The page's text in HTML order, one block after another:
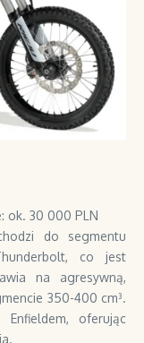
ok. 30 000 PLN
do segmentu
co jest
na agresywną,
350-400 cm³.
oferując